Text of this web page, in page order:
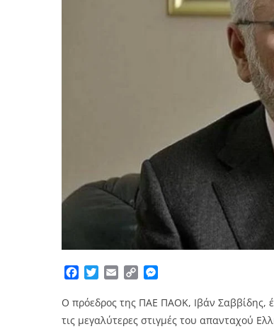
Facebook
TwitterEmailCopy
Ο πρόεδρος της ΠΑΕ ΠΑΟΚ, Ιβάν Σαββίδης,
τις μεγαλύτερες στιγμές του απανταχού